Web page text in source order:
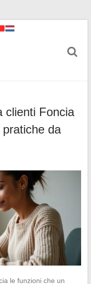
clienti Foncia
da
le funzioni che un